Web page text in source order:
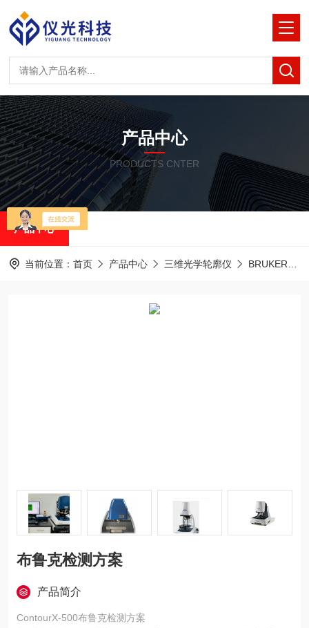
产品中心
PRODUCTS CNTER
产品中心
当前位置： 首页 产品中心 三维光学轮廓仪 BRUKER白光干涉光学轮廓仪
布鲁克检测方案
产品简介
ContourX-500布鲁克检测方案